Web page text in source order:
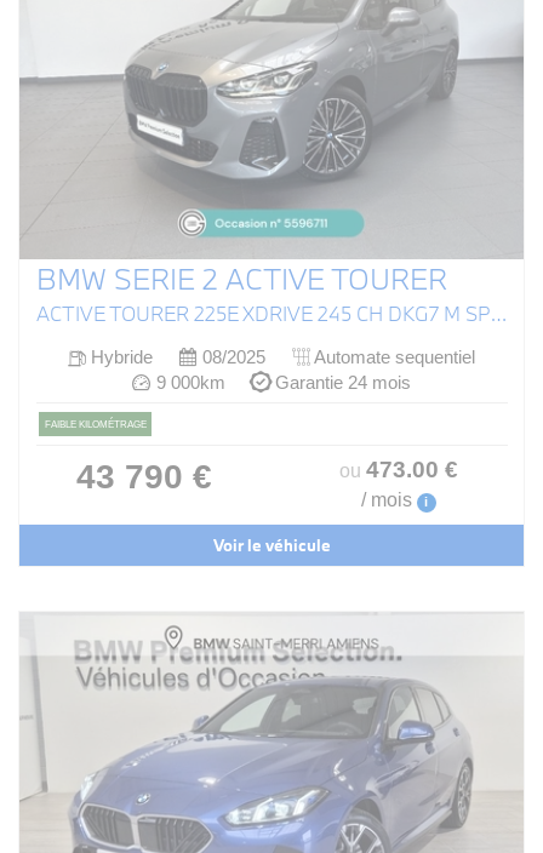
BMW SERIE 2 ACTIVE TOURER
ACTIVE TOURER 225E XDRIVE 245 CH DKG7 M SPORT
Hybride 08/2025
Automate sequentiel
9 000km
Garantie 24 mois
FAIBLE KILOMÉTRAGE
43 790 € ou 473.00 €
/ mois i
Voir le véhicule